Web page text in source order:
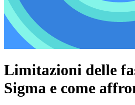
Limitazioni delle
Sigma e come